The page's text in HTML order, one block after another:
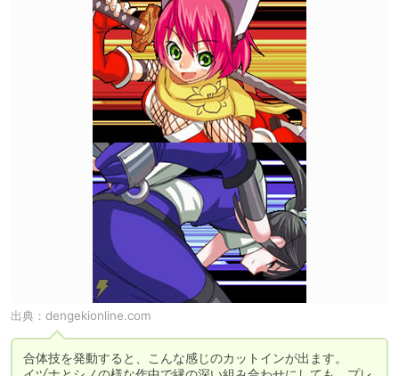
出典： dengekionline.com
合体技を発動すると、こんな感じのカットインが出ます。